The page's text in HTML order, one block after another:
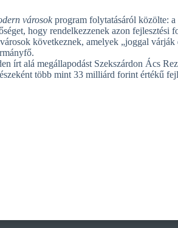
városok program folytatásáról közölte:
hogy rendelkezzenek azon fejlesztési
következnek, amelyek „joggal
írt alá megállapodást Szekszárdon Ács
több mint 33 milliárd forint értékű